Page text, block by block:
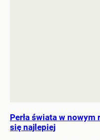
Perła świata w
się najlepiej